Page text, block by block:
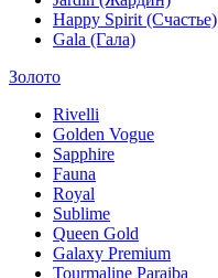
Happy Spirit (Счастье)
Gala (Гала)
Золото
Rivelli
Golden Vogue
Sapphire
Fauna
Royal
Sublime
Queen Gold
Galaxy Premium
Tourmaline Paraiba